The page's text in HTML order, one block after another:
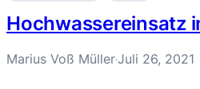
Hochwassereinsatz
Marius Voß Müller·Juli 26, 2021